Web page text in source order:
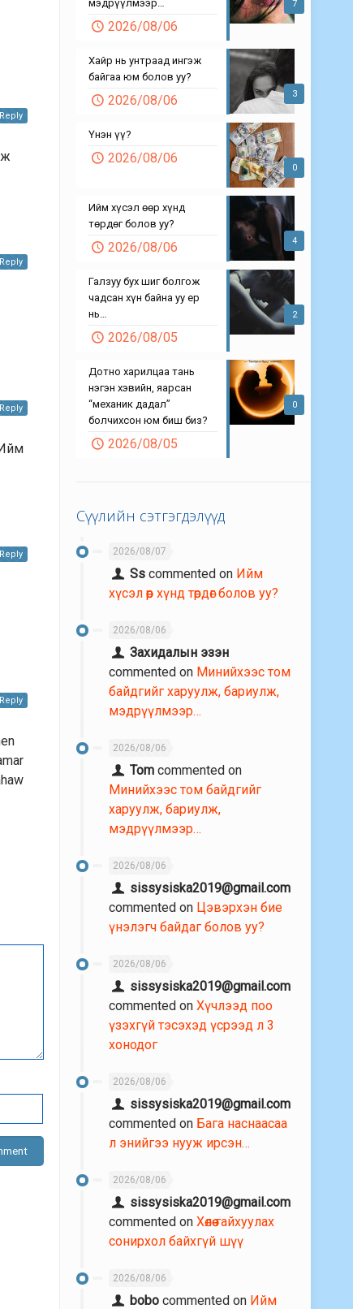
Reply
Reply
Reply
Reply
Reply
7
мэдрүүлмээр…
2026/08/06
3
Хайр нь унтраад ингэж
байгаа юм болов уу?
2026/08/06
0
Үнэн үү?
2026/08/06
4
Ийм хүсэл өөр хүнд
төрдөг болов уу?
2026/08/06
2
Галзуу бух шиг болгож
чадсан хүн байна уу ер
нь…
2026/08/05
0
Дотно харилцаа тань
нэгэн хэвийн, яарсан
“механик дадал”
болчихсон юм биш биз?
2026/08/05
Сүүлийн сэтгэгдэлүүд
2026/08/07
Ss commented on Ийм
хүсэл өөр хүнд төрдөг болов уу?
2026/08/06
Захидалын эзэн
commented on Минийхээс том
байдгийг харуулж, бариулж,
мэдрүүлмээр…
2026/08/06
Tom commented on
Минийхээс том байдгийг
харуулж, бариулж,
мэдрүүлмээр…
2026/08/06
sissysiska2019@gmail.com
commented on Цэвэрхэн бие
үнэлэгч байдаг болов уу?
2026/08/06
sissysiska2019@gmail.com
commented on Хүчлээд поо
үзэхгүй тэсэхэд үсрээд л 3
хонодог
2026/08/06
sissysiska2019@gmail.com
commented on Бага наснаасаа
л энийгээ нууж ирсэн…
2026/08/06
sissysiska2019@gmail.com
commented on Хөлөө гайхуулах
сонирхол байхгүй шүү
2026/08/06
bobo commented on Ийм